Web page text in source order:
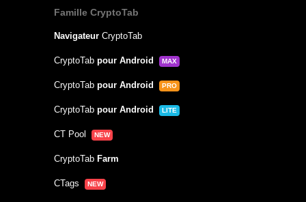
Famille CryptoTab
NavigateurCryptoTab
CryptoTab pour Android MAX
CryptoTab pour Android PRO
CryptoTab pour Android LITE
CT Pool NEW
CryptoTab Farm
CTags NEW